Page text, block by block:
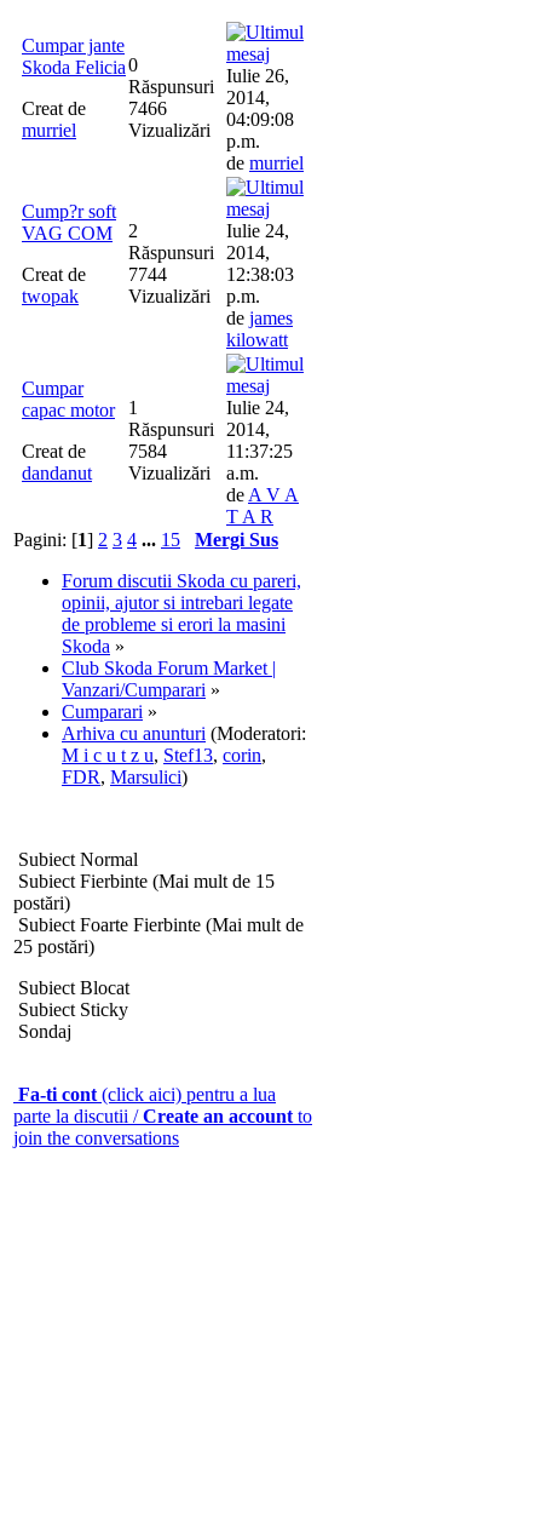
Cumpar jante
Skoda Felicia
Creat de
murriel
0
Răspunsuri
7466
Vizualizări
Iulie 26,
2014,
04:09:08
p.m.
de murriel
Cump?r soft
VAG COM
Creat de
twopak
2
Răspunsuri
7744
Vizualizări
Iulie 24,
2014,
12:38:03
p.m.
de james
kilowatt
Cumpar
capac motor
Creat de
dandanut
1
Răspunsuri
7584
Vizualizări
Iulie 24,
2014,
11:37:25
a.m.
de A V A
T A R
Pagini: [1] 2 3 4 ... 15
Mergi Sus
Forum discutii Skoda cu pareri,
opinii, ajutor si intrebari legate
de probleme si erori la masini
Skoda »
Club Skoda Forum Market |
Vanzari/Cumparari »
Cumparari »
Arhiva cu anunturi (Moderatori:
M i c u t z u, Stef13, corin,
FDR, Marsulici)
Subiect Normal
Subiect Fierbinte (Mai mult de 15
postări)
Subiect Foarte Fierbinte (Mai mult de
25 postări)
Subiect Blocat
Subiect Sticky
Sondaj
Fa-ti cont (click aici) pentru a lua
parte la discutii /Create an account to
join the conversations